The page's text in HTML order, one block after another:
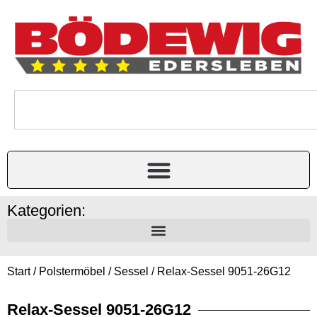
Kategorien:
Start/ Polstermöbel / Sessel / Relax-Sessel 9051-26G12
Relax-Sessel 9051-26G12